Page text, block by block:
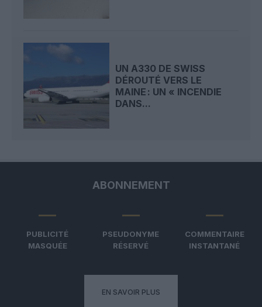
UN A330 DE SWISS
DÉROUTÉ VERS LE
MAINE : UN « INCENDIE
DANS...
ABONNEMENT
PUBLICITÉ
MASQUÉE
PSEUDONYME
RÉSERVÉ
COMMENTAIRE
INSTANTANÉ
EN SAVOIR PLUS